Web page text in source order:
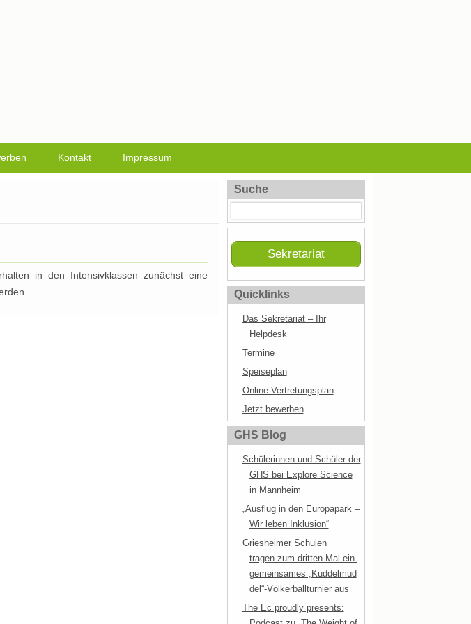
Kontakt Impressum
in den Intensivklassen zunächst eine
Suche
Sekretariat
Quicklinks
Das Sekretariat – Ihr
Helpdesk
Termine
Speiseplan
Online Vertretungsplan
Jetzt bewerben
GHS Blog
Schülerinnen und Schüler der
GHS bei Explore Science
in Mannheim
„Ausflug in den Europapark –
Wir leben Inklusion“
Griesheimer Schulen
tragen zum dritten Mal ein
gemeinsames „Kuddelmud
del“-Völkerballturnier aus
The Ec proudly presents: